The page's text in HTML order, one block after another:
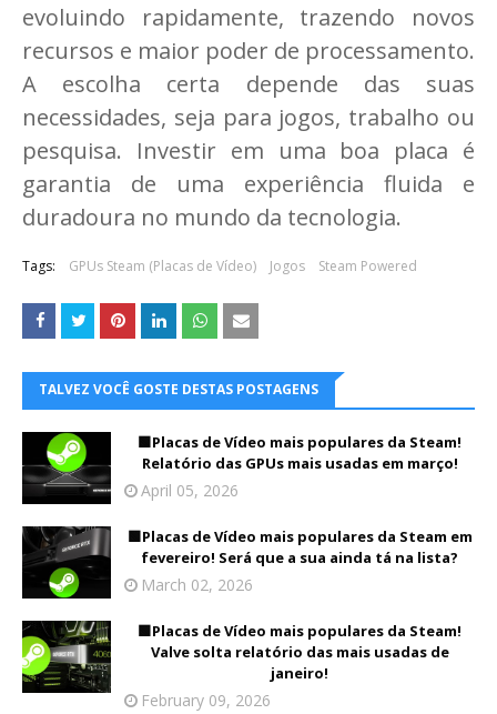
evoluindo rapidamente, trazendo novos
recursos e maior poder de processamento.
A escolha certa depende das suas
necessidades, seja para jogos, trabalho ou
pesquisa. Investir em uma boa placa é
garantia de uma experiência fluida e
duradoura no mundo da tecnologia.
Tags: GPUs Steam (Placas de Vídeo) Jogos Steam Powered
TALVEZ VOCÊ GOSTE DESTAS POSTAGENS
🟩Placas de Vídeo mais populares da Steam!
Relatório das GPUs mais usadas em março!
April 05, 2026
🟩Placas de Vídeo mais populares da Steam em
fevereiro! Será que a sua ainda tá na lista?
March 02, 2026
🟩Placas de Vídeo mais populares da Steam!
Valve solta relatório das mais usadas de
janeiro!
February 09, 2026